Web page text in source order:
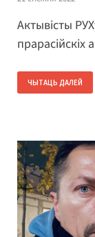
Актывісты
прарасійскіх
ЧЫТАЦЬ ДАЛЕЙ